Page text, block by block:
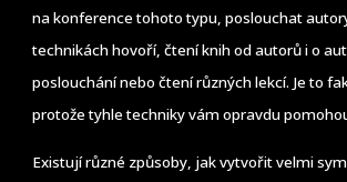
na konference tohoto typu, poslouchat
technikách hovoří, čtení knih od autorů i o
poslouchání nebo čtení různých lekcí. Je to
protože tyhle techniky vám opravdu
Existují různé způsoby, jak vytvořit velmi